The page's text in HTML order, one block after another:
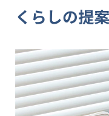
くらしの提